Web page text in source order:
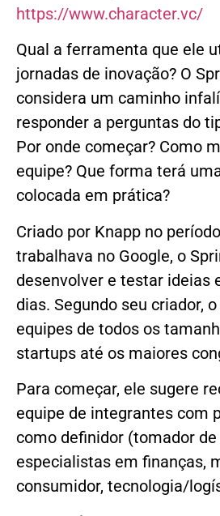
https://www.character.vc/
Qual a ferramenta que ele
jornadas de inovação? O
considera um caminho
responder a perguntas do
Por onde começar? Como
equipe? Que forma terá
colocada em prática?
Criado por Knapp no
trabalhava no Google, o
desenvolver e testar ideias
dias. Segundo seu criador,
equipes de todos os
startups até os maiores
Para começar, ele sugere
equipe de integrantes com
como definidor (tomador
especialistas em finanças,
consumidor, tecnologia/